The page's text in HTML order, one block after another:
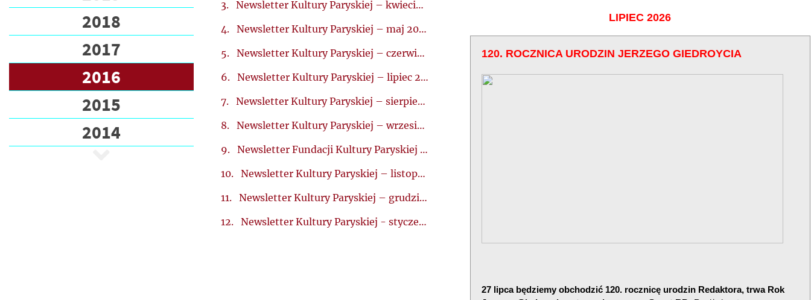
2018
2017
2016
2015
2014
3. Newsletter Kultury Paryskiej – kwiecień 2016
4. Newsletter Kultury Paryskiej – maj 2016
5. Newsletter Kultury Paryskiej – czerwiec 2016
6. Newsletter Kultury Paryskiej – lipiec 2016
7. Newsletter Kultury Paryskiej – sierpień 2016
8. Newsletter Kultury Paryskiej – wrzesień 2016
9. Newsletter Fundacji Kultury Paryskiej – październik 2016
10. Newsletter Kultury Paryskiej – listopad 2016
11. Newsletter Kultury Paryskiej – grudzień 2016
12. Newsletter Kultury Paryskiej - styczeń 2017
LIPIEC 2026
120. ROCZNICA URODZIN JERZEGO GIEDROYCIA
27 lipca będziemy obchodzić 120. rocznicę urodzin Redaktora, trwa Rok